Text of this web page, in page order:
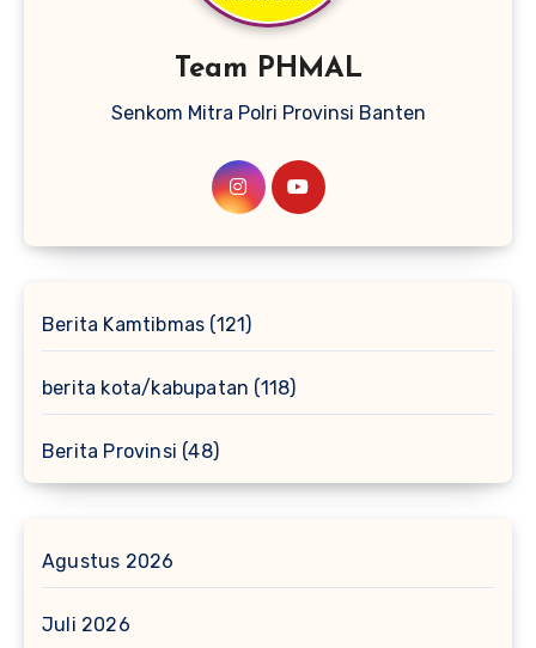
Team PHMAL
Senkom Mitra Polri Provinsi Banten
Berita Kamtibmas (121)
berita kota/kabupatan (118)
Berita Provinsi (48)
Agustus 2026
Juli 2026